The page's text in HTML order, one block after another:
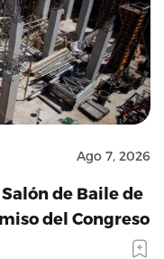
Ago 7, 2026
de Baile de
del Congreso